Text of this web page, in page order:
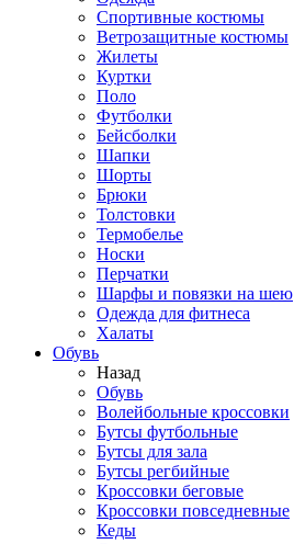
Спортивные костюмы
Ветрозащитные костюмы
Жилеты
Куртки
Поло
Футболки
Бейсболки
Шапки
Шорты
Брюки
Толстовки
Термобелье
Носки
Перчатки
Шарфы и повязки на шею
Одежда для фитнеса
Халаты
Обувь
Назад
Обувь
Волейбольные кроссовки
Бутсы футбольные
Бутсы для зала
Бутсы регбийные
Кроссовки беговые
Кроссовки повседневные
Кеды